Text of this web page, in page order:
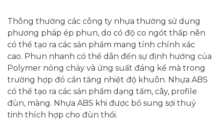
Thông thường các công ty nhựa thường sử dụng
phương pháp ép phun, do có độ co ngót thấp nên
có thể tạo ra các sản phẩm mang tính chính xác
cao. Phun nhanh có thể dẫn đến sự định hướng của
Polymer nóng chảy và ứng suất đáng kể mà trong
trường hợp đó cần tăng nhiệt độ khuôn. Nhựa ABS
có thể tạo ra các sản phẩm dạng tấm, cây, profile
đùn, màng. Nhựa ABS khi được bổ sung sợi thuỷ
tinh thích hợp cho đùn thổi.